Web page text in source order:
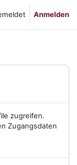
Anmelden
zugreifen.
Zugangsdaten